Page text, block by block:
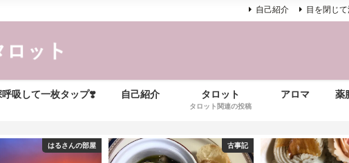
自己紹介 目を閉じ
呼吸して一枚タップ❣️ 自己紹介 タロット
タロット関連の投稿
アロマ 薬
はるさんの部屋 古事記